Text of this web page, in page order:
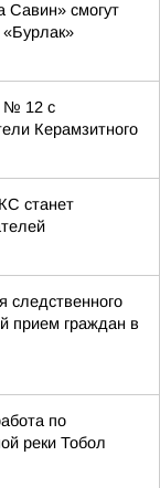
Савин» смогут
«Бурлак»
№ 12 с
Керамзитного
станет
следственного
прием граждан в
по
реки Тобол